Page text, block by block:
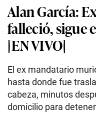
Alan García:
falleció, sigue
[EN VIVO]
El ex mandatario
hasta donde fue
cabeza, minutos
domicilio para